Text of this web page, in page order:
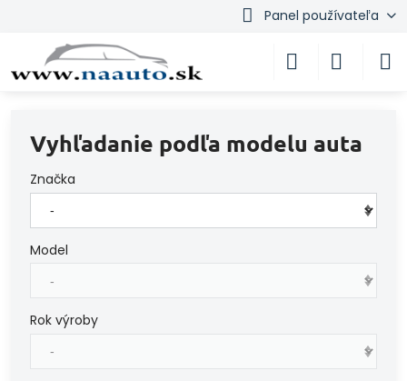
Panel používateľa
Vyhľadanie podľa modelu auta
Značka
Model
Rok výroby